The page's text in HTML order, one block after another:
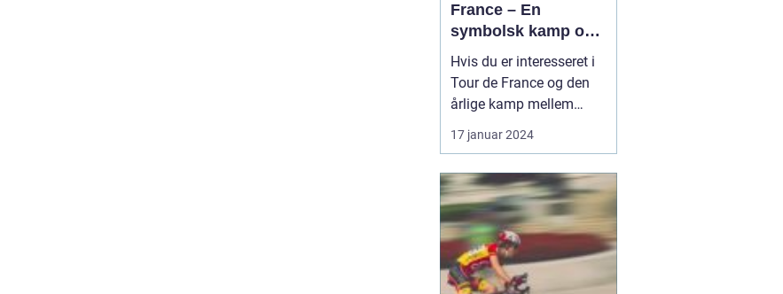
France – En
symbolsk kamp om
point
Hvis du er interesseret i
Tour de France og den
årlige kamp mellem
verdens bedste
cykelryttere, har du helt
eftertragtede grønne
trøje. Denne trøje har et
specielt symbolisk
betydning og bliver
tildelt rytteren med flest
17 januar 2024